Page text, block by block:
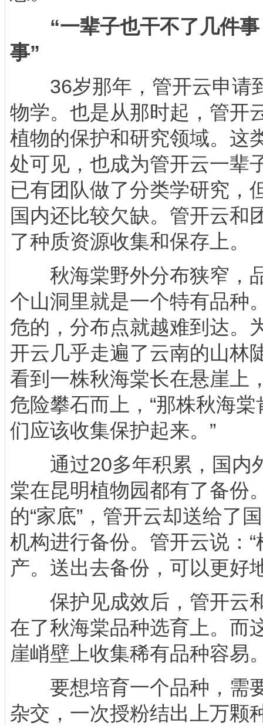
“一辈子也干不了几件
事”
36岁那年，管开云申请
物学。也是从那时起，管开
植物的保护和研究领域。这
处可见，也成为管开云一辈
已有团队做了分类学研究，
国内还比较欠缺。管开云和
了种质资源收集和保存上。
秋海棠野外分布狭窄，
个山洞里就是一个特有品种
危的，分布点就越难到达。
开云几乎走遍了云南的山林
看到一株秋海棠长在悬崖上
危险攀石而上，“那株秋海
们应该收集保护起来。”
通过20多年积累，国内
棠在昆明植物园都有了备份
的“家底”，管开云却送给了
机构进行备份。管开云说：
产。送出去备份，可以更好
保护见成效后，管开云
在了秋海棠品种选育上。而
崖峭壁上收集稀有品种容易
要想培育一个品种，需
杂交，一次授粉结出上万颗